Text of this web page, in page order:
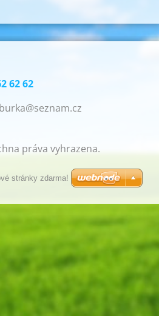
62 62
burka@seznam.cz
práva vyhrazena.
stránky zdarma!